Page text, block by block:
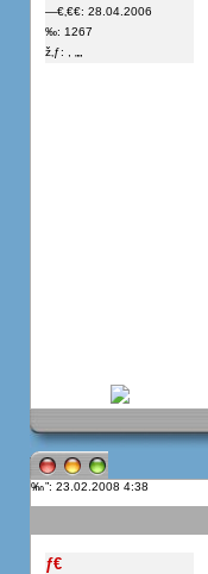
—€‚€€: 28.04.2006
‰: 1267
ž‚ƒ: , „„
”: 23.02.2008 4:38
ƒ€